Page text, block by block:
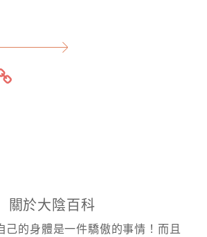
關於大陰百科
己的身體是一件驕傲的事情！而且